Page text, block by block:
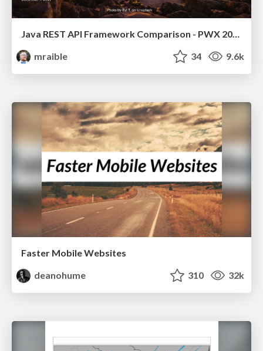
Java REST API Framework Comparison - PWX 2021
mraible
34 9.6k
Faster Mobile Websites
deanohume
310 32k